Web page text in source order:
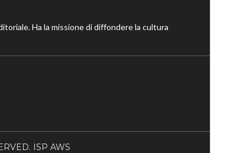
Ha la missione di diffondere la cultura
ISP AWS